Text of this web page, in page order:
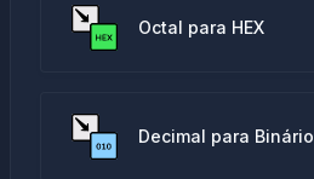
Octal para HEX
Decimal para Binário